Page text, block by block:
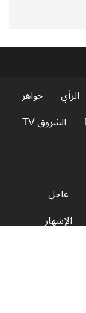
الرأي
جواهر
الشروق TV
عاجل
الإشهار